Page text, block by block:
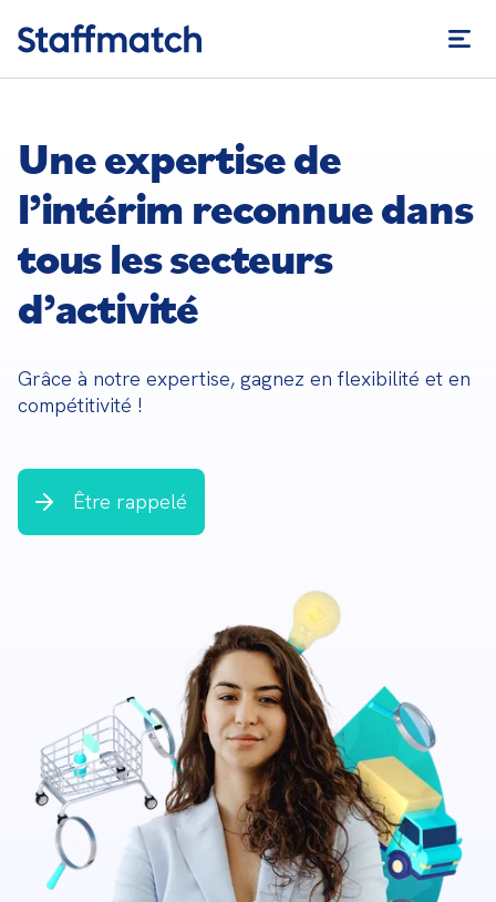
Une expertise de
l’intérim reconnue dans
tous les secteurs
d’activité
Grâce à notre expertise, gagnez en flexibilité et en
compétitivité !
Être rappelé